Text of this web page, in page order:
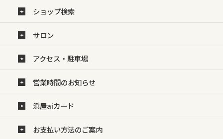
ショップ検索
サロン
アクセス・駐車場
営業時間のお知らせ
浜屋aiカード
お支払い方法のご案内